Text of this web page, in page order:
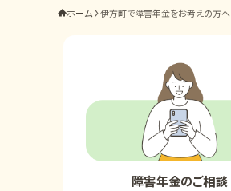
外出困難でもOK
障害年金の基礎知識
ホーム 伊方町で障害年金をお考えの方へ
障害年金のご相談